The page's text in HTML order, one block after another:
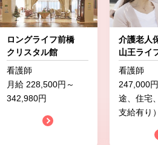
ロングライフ前橋
クリスタル館
看護師
月給 228,500円～
342,980円
介護老人
山王ライ
看護師
247,000
途、住宅
支給有り）